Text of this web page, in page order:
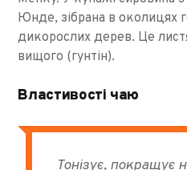
Юнде, зібрана в околицях
дикорослих дерев. Це
вищого (гунтін).
Властивості чаю
Тонізує, покращує